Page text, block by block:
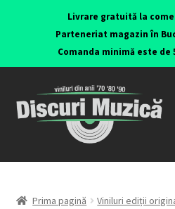
Livrare gratuită la
Parteneriat magazin în
Comanda minimă este de
Viniluri ediții originale anii 70-90
CD-uri originale
Prima pagină Viniluri ediții